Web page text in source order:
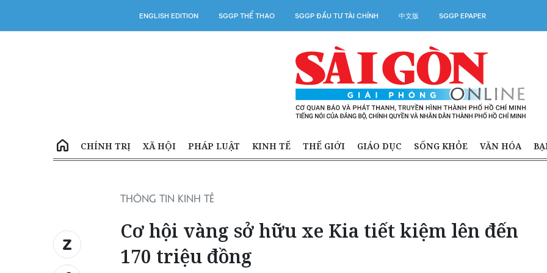
ENGLISH EDITION SGGP THỂ THAO SGGP ĐẦU TƯ TÀI CHÍNH 中文版 SGGP EPAPER
CHÍNH TRỊ XÃ HỘI PHÁP LUẬT KINH TẾ THẾ GIỚI GIÁO DỤC SỐNG KHỎE VĂN HÓA
THÔNG TIN KINH TẾ
Cơ hội vàng sở hữu xe Kia tiết kiệm lên đến
170 triệu đồng